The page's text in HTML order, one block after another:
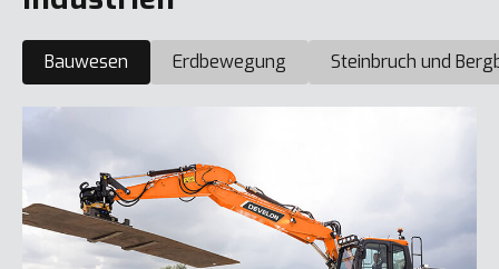
Bauwesen Erdbewegung Steinbruch und